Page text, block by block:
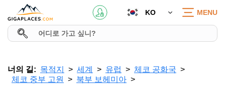
KO MENU
너의 길: 목적지 세계 유럽
체코 공화국
체코 중부 고원
북부 보헤미아